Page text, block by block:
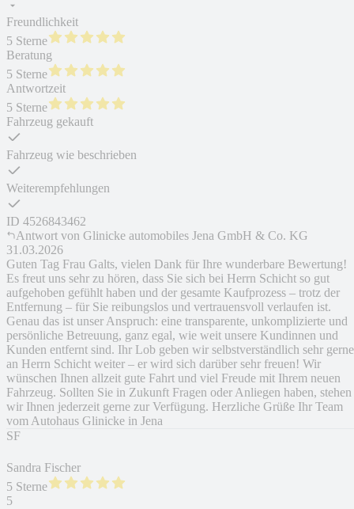
Freundlichkeit
5 Sterne
Beratung
5 Sterne
Antwortzeit
5 Sterne
Fahrzeug gekauft
Fahrzeug wie beschrieben
Weiterempfehlungen
ID 4526843462
Antwort von Glinicke automobiles Jena GmbH & Co. KG
31.03.2026
Guten Tag Frau Galts, vielen Dank für Ihre wunderbare Bewertung!
Es freut uns sehr zu hören, dass Sie sich bei Herrn Schicht so gut
aufgehoben gefühlt haben und der gesamte Kaufprozess – trotz der
Entfernung – für Sie reibungslos und vertrauensvoll verlaufen ist.
Genau das ist unser Anspruch: eine transparente, unkomplizierte und
persönliche Betreuung, ganz egal, wie weit unsere Kundinnen und
Kunden entfernt sind. Ihr Lob geben wir selbstverständlich sehr gerne
an Herrn Schicht weiter – er wird sich darüber sehr freuen! Wir
wünschen Ihnen allzeit gute Fahrt und viel Freude mit Ihrem neuen
Fahrzeug. Sollten Sie in Zukunft Fragen oder Anliegen haben, stehen
wir Ihnen jederzeit gerne zur Verfügung. Herzliche Grüße Ihr Team
vom Autohaus Glinicke in Jena
SF
Sandra Fischer
5 Sterne
5